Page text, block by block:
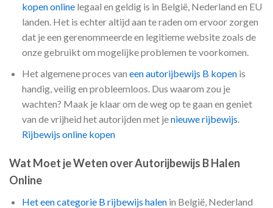
kopen onlinelegaal en geldig is in België, Nederland en EU
landen. Het is echter altijd aan te raden om ervoor zorgen
dat je een gerenommeerde en legitieme website zoals de
onze gebruikt om mogelijke problemen te voorkomen.
Het algemene proces van een autorijbewijs B kopenis
handig, veilig en probleemloos. Dus waarom zou je
wachten? Maak je klaar om de weg op te gaan en geniet
van de vrijheid het autorijden met jenieuwe rijbewijs
Rijbewijs online kopen
Wat Moet je Weten over Autorijbewijs B Halen
Online
Het een categorie B rijbewijs halenin België, Nederland